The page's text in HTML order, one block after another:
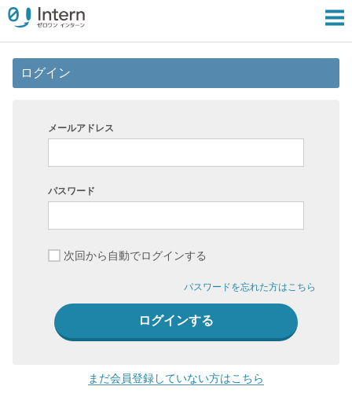
ログイン
メールアドレス
パスワード
次回から自動でログインする
パスワードを忘れた方はこちら
まだ会員登録していない方はこちら